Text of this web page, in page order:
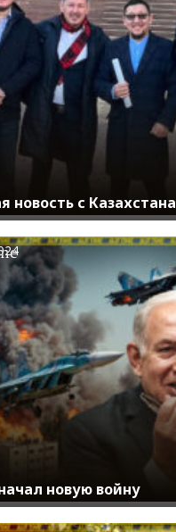
новость с Казахстана
новую войну